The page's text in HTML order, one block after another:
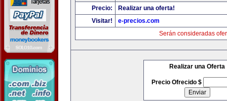
Precio:
Realizar una oferta!
Visitar!
e-precios.com
Serán consideradas
Realizar una Oferta
Precio Ofrecido $